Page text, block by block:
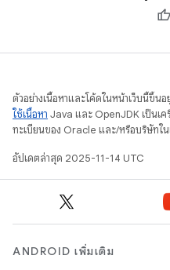
ตัวอย่างเนื้อหาและโค้ดในหน้าเว็บนี้ขึ้น
ใช้เนื้อหา Java และ OpenJDK เป็นเค
ทะเบียนของ Oracle และ/หรือบริษัทใน
อัปเดตล่าสุด 2025-11-14 UTC
ANDROID เพิ่มเติม